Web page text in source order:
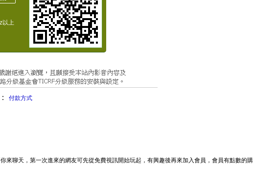
以上
： 付款方式
聊天，第一次進來的網友可先從免費視訊開始玩起，有興趣後再來加入會員，會員有點數的購